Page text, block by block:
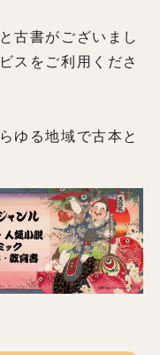
古書がございまし
スをご利用くださ
ゆる地域で古本と